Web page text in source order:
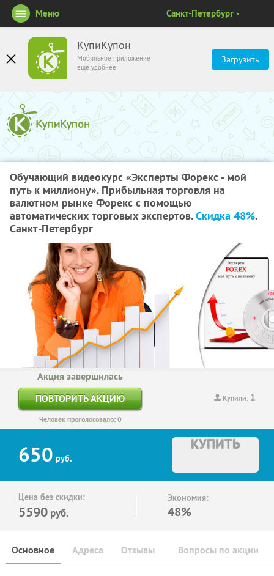
КупиКупон
Мобильное приложение
ещё удобнее
Загрузить
Меню Санкт-Петербург
Обучающий видеокурс «Эксперты Форекс - мой
путь к миллиону». Прибыльная торговля на
валютном рынке Форекс с помощью
автоматических торговых экспертов.Скидка 48%.
Санкт-Петербург
Купили: 1
Акция завершилась
ПОВТОРИТЬ АКЦИЮ
Человек проголосовало: 0
650 руб.
КУПИТЬ
Цена без скидки:
5590 руб.
Экономия:
48%
Основное Отзывы Вопросы по акции
Адреса